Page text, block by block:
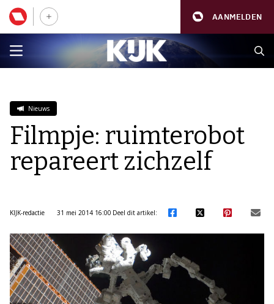
AANMELDEN
Nieuws
Filmpje: ruimterobot
repareert zichzelf
KIJK-redactie 31 mei 2014 16:00 Deel dit artikel: